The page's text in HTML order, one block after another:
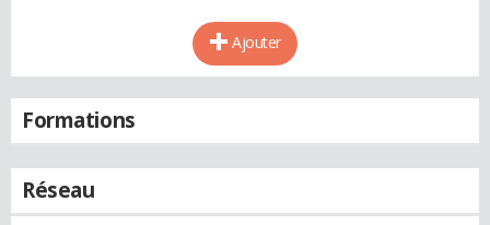
Ajouter
Formations
Réseau